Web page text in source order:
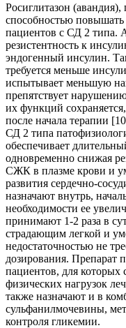
Росиглитазон (авандия),
способностью повышать
пациентов с СД 2 типа.
резистентность к
эндогенный инсулин.
требуется меньше
испытывает меньшую
препятствует
их функций
после начала терапии
СД 2 типа
обеспечивает
одновременно снижая
СЖК в плазме крови и
развития сердечно-
назначают внутрь,
необходимости ее
принимают 1-2 раза в
страдающим легкой и
недостаточностью не
дозирования. Препарат
пациентов, для
физических нагрузок
также назначают и в
сульфанилмочевины,
контроля гликемии.